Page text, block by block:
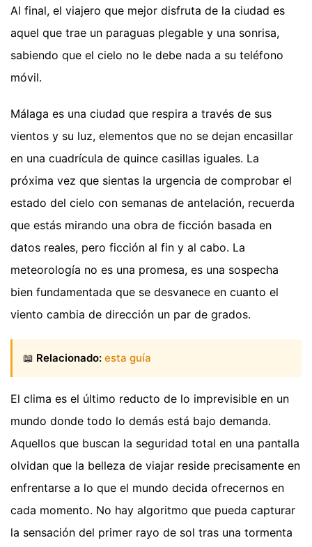
Al final, el viajero que mejor disfruta de la ciudad es
aquel que trae un paraguas plegable y una sonrisa,
sabiendo que el cielo no le debe nada a su teléfono
móvil.
Málaga es una ciudad que respira a través de sus
vientos y su luz, elementos que no se dejan encasillar
en una cuadrícula de quince casillas iguales. La
próxima vez que sientas la urgencia de comprobar el
estado del cielo con semanas de antelación, recuerda
que estás mirando una obra de ficción basada en
datos reales, pero ficción al fin y al cabo. La
meteorología no es una promesa, es una sospecha
bien fundamentada que se desvanece en cuanto el
viento cambia de dirección un par de grados.
📖 Relacionado: esta guía
El clima es el último reducto de lo imprevisible en un
mundo donde todo lo demás está bajo demanda.
Aquellos que buscan la seguridad total en una pantalla
olvidan que la belleza de viajar reside precisamente en
enfrentarse a lo que el mundo decida ofrecernos en
cada momento. No hay algoritmo que pueda capturar
la sensación del primer rayo de sol tras una tormenta